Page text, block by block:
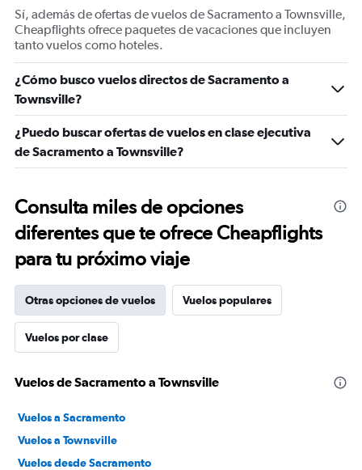
Sí, además de ofertas de vuelos de Sacramento a Townsville,
Cheapflights ofrece paquetes de vacaciones que incluyen
tanto vuelos como hoteles.
¿Cómo busco vuelos directos de Sacramento a
Townsville?
¿Puedo buscar ofertas de vuelos en clase ejecutiva
de Sacramento a Townsville?
Consulta miles de opciones
diferentes que te ofrece Cheapflights
para tu próximo viaje
Otras opciones de vuelos Vuelos populares
Vuelos por clase
Vuelos de Sacramento a Townsville
Vuelos a Sacramento
Vuelos a Townsville
Vuelos desde Sacramento